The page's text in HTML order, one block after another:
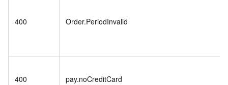
400 Order.PeriodInvalid
400 pay.noCreditCard